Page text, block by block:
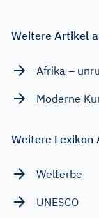
Weitere Artikel
Afrika –
Moderne
Weitere Lexikon
Welterbe
UNESCO